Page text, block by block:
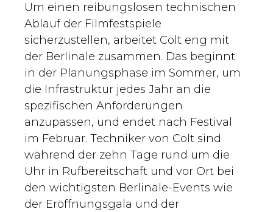
Um einen reibungslosen technischen
Ablauf der Filmfestspiele
sicherzustellen, arbeitet Colt eng mit
der Berlinale zusammen. Das beginnt
in der Planungsphase im Sommer, um
die Infrastruktur jedes Jahr an die
spezifischen Anforderungen
anzupassen, und endet nach Festival
im Februar. Techniker von Colt sind
während der zehn Tage rund um die
Uhr in Rufbereitschaft und vor Ort bei
den wichtigsten Berlinale-Events wie
der Eröffnungsgala und der